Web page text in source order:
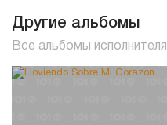
Другие альбомы
Все альбомы исполнителя